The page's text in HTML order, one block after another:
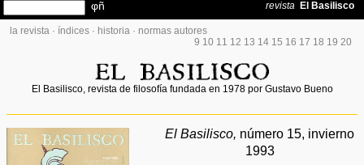
la revista · índices · historia · normas autores
9 10 11 12 13 14 15 16 17 18 19 20
El Basilisco, revista de filosofía fundada en 1978 por Gustavo Bueno
El Basilisco, número 15, invierno
1993